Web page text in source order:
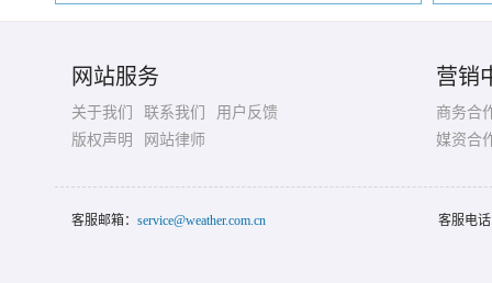
网站服务
关于我们 联系我们
用户反馈
版权声明
网站律师
营销
商务合
媒资合
客服邮箱： service@weather.com.cn 客服电